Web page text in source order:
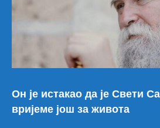
Он је истакао да је Свети
вријеме још за живота